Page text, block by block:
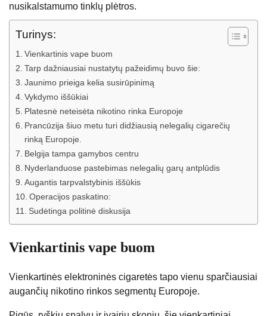
nusikalstamumo tinklų plėtros.
Turinys:
Vienkartinis vape buom
Tarp dažniausiai nustatytų pažeidimų buvo šie:
Jaunimo prieiga kelia susirūpinimą
Vykdymo iššūkiai
Platesnė neteisėta nikotino rinka Europoje
Prancūzija šiuo metu turi didžiausią nelegalių cigarečių
rinką Europoje.
Belgija tampa gamybos centru
Nyderlanduose pastebimas nelegalių garų antplūdis
Augantis tarpvalstybinis iššūkis
Operacijos paskatino:
Sudėtinga politinė diskusija
Vienkartinis vape buom
Vienkartinės elektroninės cigaretės tapo vienu sparčiausiai
augančių nikotino rinkos segmentų Europoje.